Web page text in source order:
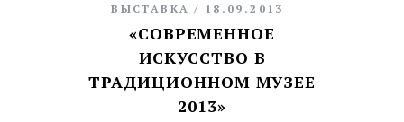
ВЫСТАВКА
18.09.2013
«СОВРЕМЕННОЕ
ИСКУССТВО В
ТРАДИЦИОННОМ МУЗЕЕ
2013»